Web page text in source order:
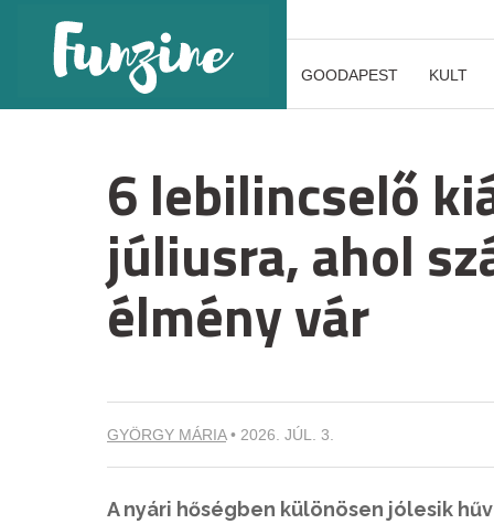
GOODAPEST KULT
6 lebilincselő
júliusra, ahol
élmény vár
GYÖRGY MÁRIA• 2026. JÚL. 3.
A nyári hőségben különösen jólesik